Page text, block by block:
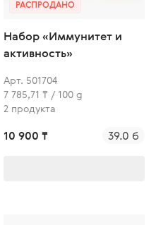
РАСПРОДАНО
Набор «Иммунитет и
активность»
Арт. 501704
7 785,71 ₸ / 100 g
2 продукта
10 900 ₸ 39.0 б